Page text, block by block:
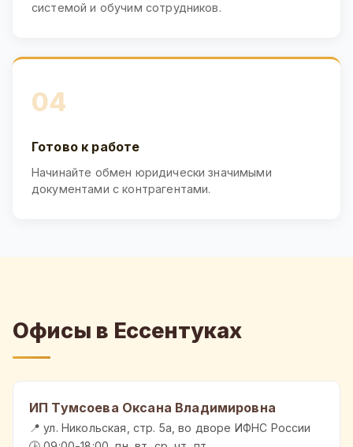
системой и обучим сотрудников.
04
Готово к работе
Начинайте обмен юридически значимыми
документами с контрагентами.
Офисы в Ессентуках
ИП Тумсоева Оксана Владимировна
📍 ул. Никольская, стр. 5а, во дворе ИФНС России